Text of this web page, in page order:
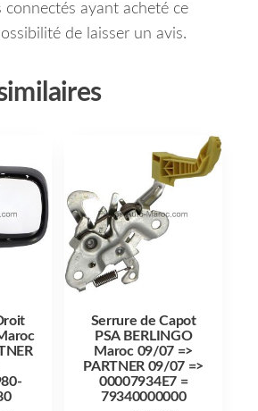
connectés ayant acheté ce
de laisser un avis.
Serrure de Capot
PSA BERLINGO
Maroc 09/07 =>
PARTNER 09/07 =>
00007934E7 =
79340000000